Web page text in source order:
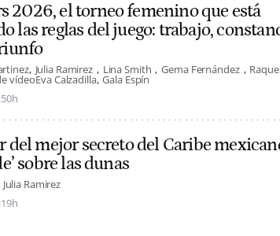
2026, el torneo femenino que está
las reglas del juego: trabajo,
Julia Ramirez Lina Smith Gema Fernández
vídeoEva Calzadilla Gala Espín
del mejor secreto del Caribe
sobre las dunas
Julia Ramirez